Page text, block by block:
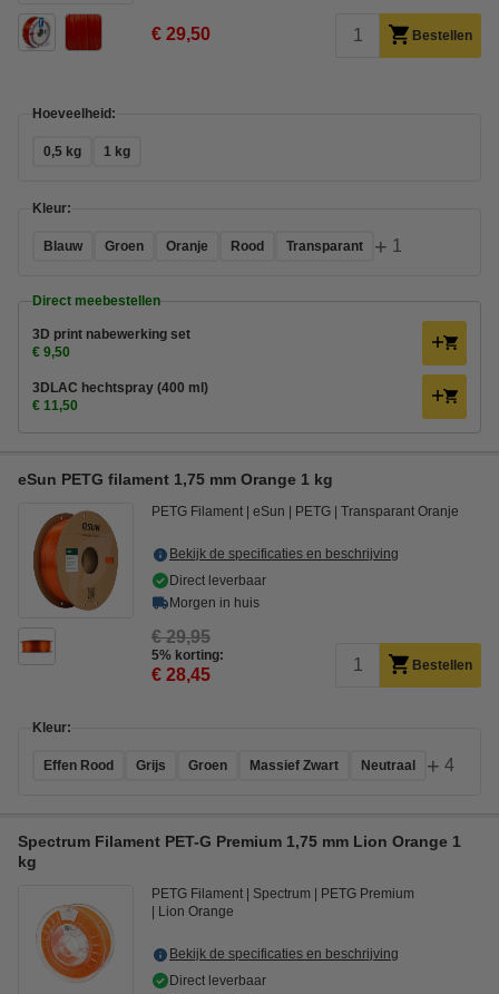
€ 29,50 Bestellen
Hoeveelheid:
0,5 kg 1 kg
Kleur:
Blauw Groen Oranje Rood Transparant + 1
Direct meebestellen
3D print nabewerking set
€ 9,50
3DLAC hechtspray (400 ml)
€ 11,50
eSun PETG filament 1,75 mm Orange 1 kg
PETG Filament eSun PETG Transparant Oranje
Bekijk de specificaties en beschrijving
Direct leverbaar
Morgen in huis
€ 29,95
5% korting:
€ 28,45 Bestellen
Kleur:
Effen Rood Grijs Groen Massief Zwart Neutraal + 4
Spectrum Filament PET-G Premium 1,75 mm Lion Orange 1
kg
PETG Filament Spectrum
PETG Premium
Lion Orange
Bekijk de specificaties en beschrijving
Direct leverbaar